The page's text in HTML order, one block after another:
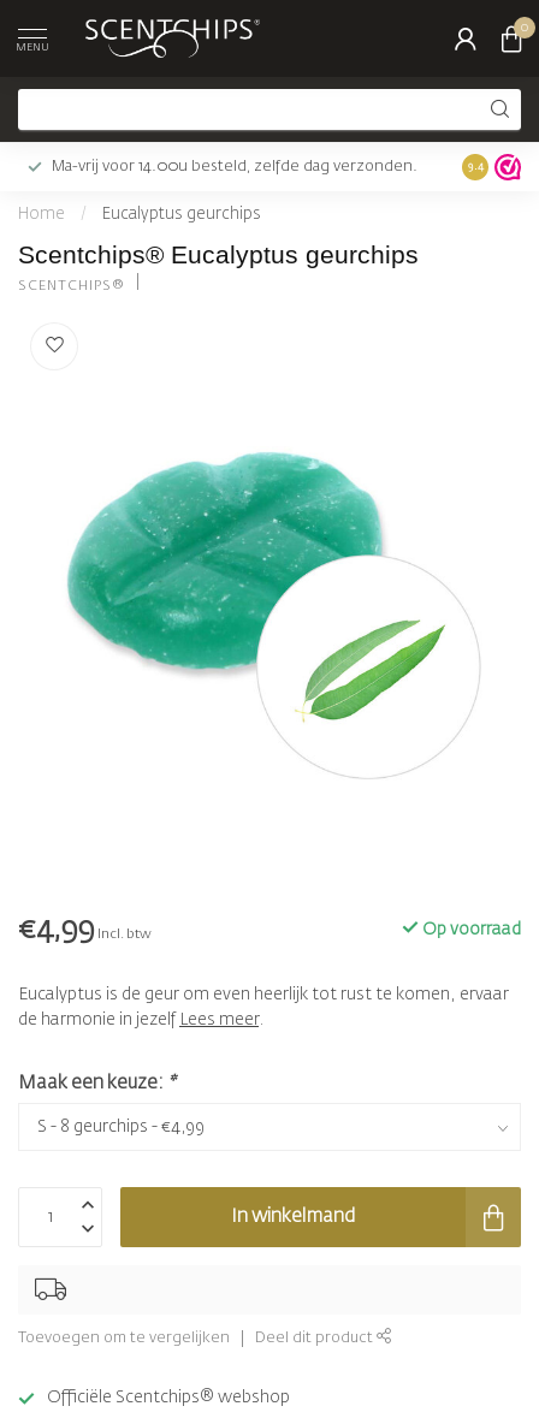
MENU
0
Ma-vrij voor 14.00u besteld, zelfde dag verzonden. Gratis
9.4
Home / Eucalyptus geurchips
Scentchips® Eucalyptus geurchips
SCENTCHIPS®
€4,99 Incl. btw Op voorraad
Eucalyptus is de geur om even heerlijk tot rust te komen, ervaar
de harmonie in jezelf Lees meer.
Maak een keuze: *
In winkelmand
Toevoegen om te vergelijken Deel dit product
Officiële Scentchips® webshop